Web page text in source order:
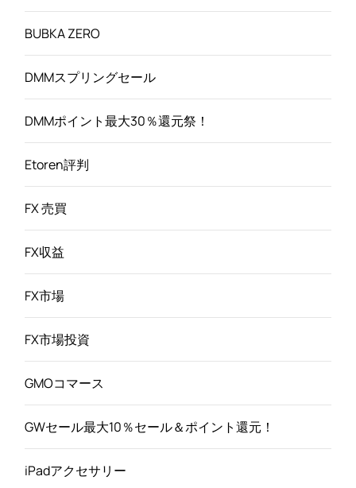
BUBKA ZERO
DMMスプリングセール
DMMポイント最大30％還元祭！
Etoren評判
FX 売買
FX収益
FX市場
FX市場投資
GMOコマース
GWセール最大10％セール＆ポイント還元！
iPadアクセサリー